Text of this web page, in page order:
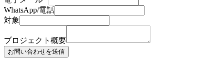
WhatsApp/電話
対象
プロジェクト概要
お問い合わせを送信